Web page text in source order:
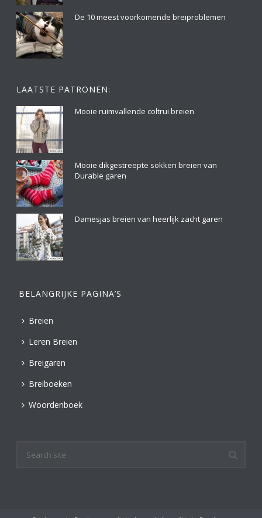
De 10 meest voorkomende breiproblemen
LAATSTE PATRONEN:
Mooie ruimvallende coltrui breien
Mooie dikgestreepte sokken breien van
Durable garen
Damesjas breien van heerlijk zacht garen
BELANGRIJKE PAGINA’S
Breien
Leren Breien
Breigaren
Breiboeken
Woordenboek